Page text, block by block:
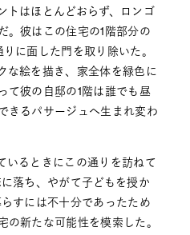
トはほとんどおらず、ロンゴ
。彼はこの住宅の1階部分の
に面した門を取り除いた。
な絵を描き、家全体を緑色に
て彼の自邸の1階は誰でも昼
きるパサージュへ生まれ変わ
いるときにこの通りを訪ねて
落ち、やがて子どもを授か
すには不十分であったため
の新たな可能性を模索した。